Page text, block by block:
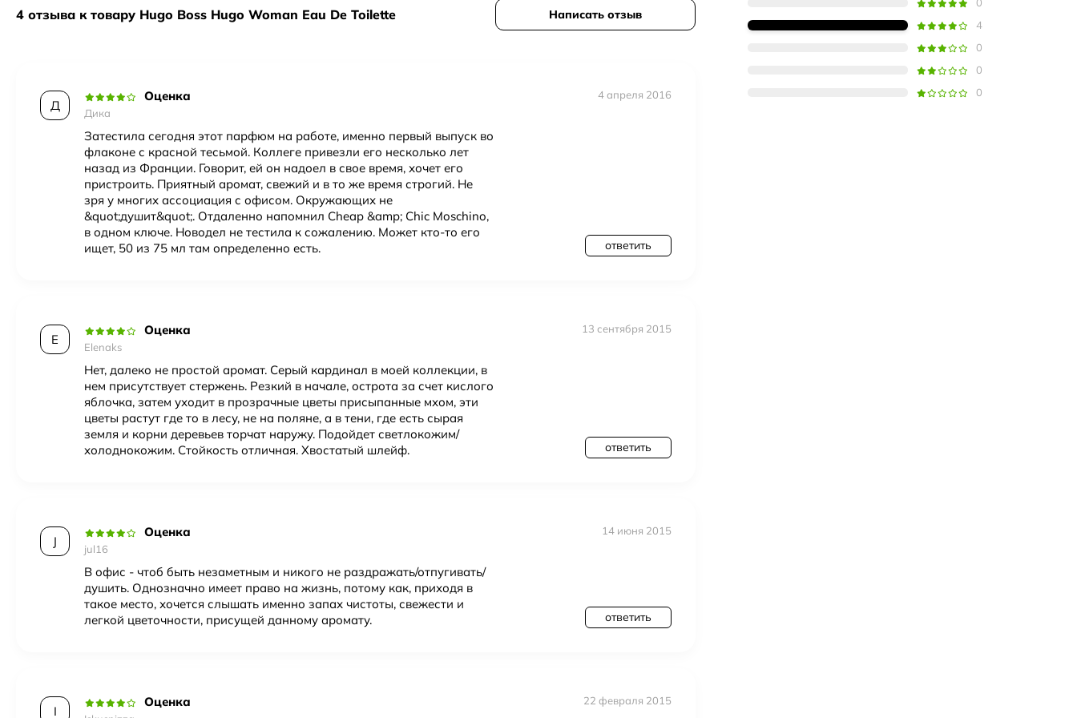
4
0
0
0
4 отзыва к товару Hugo Boss Hugo Woman Eau De Toilette Написать отзыв
Д
Оценка
Дика
Затестила сегодня этот парфюм на работе, именно первый выпуск во
флаконе с красной тесьмой. Коллеге привезли его несколько лет
назад из Франции. Говорит, ей он надоел в свое время, хочет его
пристроить. Приятный аромат, свежий и в то же время строгий. Не
зря у многих ассоциация с офисом. Окружающих не
&quot;душит&quot;. Отдаленно напомнил Cheap &amp; Chic Moschino,
в одном ключе. Новодел не тестила к сожалению. Может кто-то его
ищет, 50 из 75 мл там определенно есть.
4 апреля 2016
ответить
E
Оценка
Elenaks
Нет, далеко не простой аромат. Серый кардинал в моей коллекции, в
нем присутствует стержень. Резкий в начале, острота за счет кислого
яблочка, затем уходит в прозрачные цветы присыпанные мхом, эти
цветы растут где то в лесу, не на поляне, а в тени, где есть сырая
земля и корни деревьев торчат наружу. Подойдет светлокожим/
холоднокожим. Стойкость отличная. Хвостатый шлейф.
13 сентября 2015
ответить
J
Оценка
jul16
В офис - чтоб быть незаметным и никого не раздражать/отпугивать/
душить. Однозначно имеет право на жизнь, потому как, приходя в
такое место, хочется слышать именно запах чистоты, свежести и
легкой цветочности, присущей данному аромату.
14 июня 2015
ответить
I
Оценка 22 февраля 2015